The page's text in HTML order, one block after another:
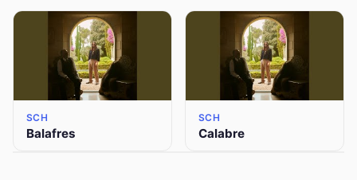
SCH
Balafres
SCH
Calabre